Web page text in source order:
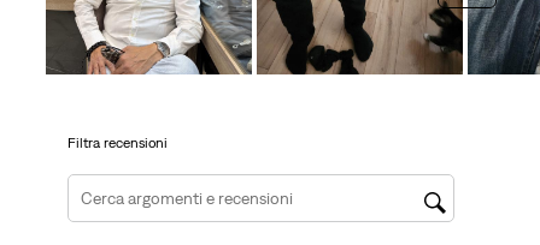
azione
aprirà
il
invio.
aprirà
il
modulo
aprirà
il
modulo
aprirà
modulo
aprirà
il
modulo
Filtra recensioni
Cerca argomenti e ricerca delle recensioni